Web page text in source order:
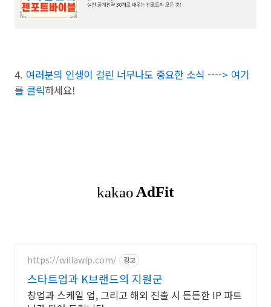
4. 여러분의 인생이 걸린 너무나도 중요한 소식 ----> 여기
를 클릭하세요!
https://willawip.com/ 광고
스타트업과 K브랜드의 지원군
창업과 스케일 업, 그리고 해외 진출 시 든든한 IP 파트